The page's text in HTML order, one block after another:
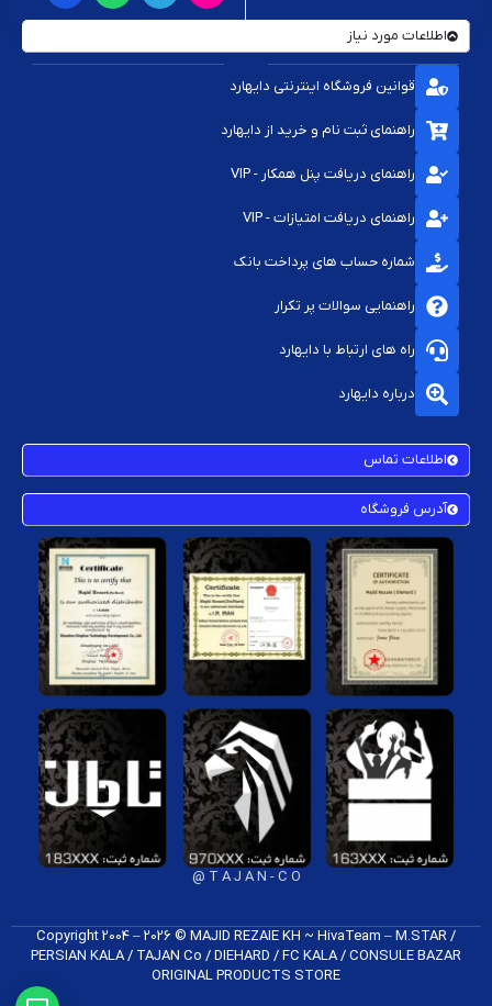
اطلاعات مورد نیاز
قوانین فروشگاه اینترنتی دایهارد
راهنمای ثبت نام و خرید از دایهارد
راهنمای دریافت پنل همکار - VIP
راهنمای دریافت امتیازات - VIP
شماره حساب های پرداخت بانک
راهنمایی سوالات پر تکرار
راه های ارتباط با دایهارد
درباره دایهارد
اطلاعات تماس
آدرس فروشگاه
T A J A N - C O @
Copyright 2004 – 2026 © MAJID REZAIE KH ~ HivaTeam – M.STAR /
PERSIAN KALA / TAJAN Co / DIEHARD / FC K​ALA / CONSULE BAZAR
ORIGINAL PRODUCTS​ STORE